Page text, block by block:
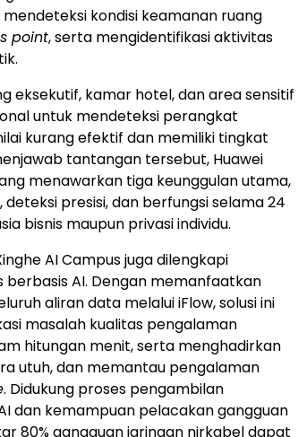
kondisi keamanan ruang
point, serta mengidentifikasi aktivitas
eksekutif, kamar hotel, dan area sensitif
untuk mendeteksi perangkat
kurang efektif dan memiliki tingkat
tantangan tersebut, Huawei
menawarkan tiga keunggulan utama,
presisi, dan berfungsi selama 24
bisnis maupun privasi individu.
AI Campus juga dilengkapi
AI. Dengan memanfaatkan
aliran data melalui iFlow, solusi ini
masalah kualitas pengalaman
hitungan menit, serta menghadirkan
utuh, dan memantau pengalaman
. Didukung proses pengambilan
dan kemampuan pelacakan gangguan
80% gangguan jaringan nirkabel dapat